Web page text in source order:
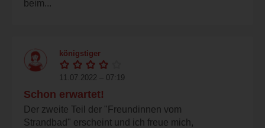
beim...
königstiger
11.07.2022 – 07:19
Schon erwartet!
Der zweite Teil der "Freundinnen vom
Strandbad" erscheint und ich freue mich,